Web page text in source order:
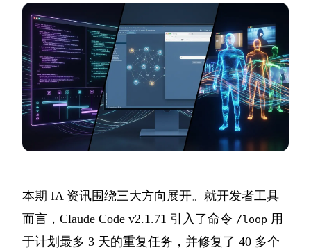
本期 IA 资讯围绕三大方向展开。就开发者工具
而言，Claude Code v2.1.71 引入了命令 /loop 用
于计划最多 3 天的重复任务，并修复了 40 多个